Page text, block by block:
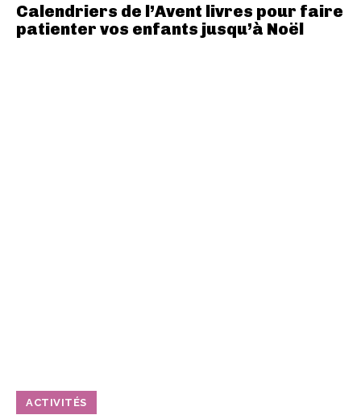
Calendriers de l’Avent livres pour faire
patienter vos enfants jusqu’à Noël
ACTIVITÉS